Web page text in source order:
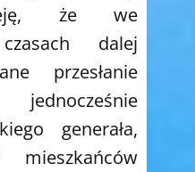
że we
czasach dalej
przesłanie
generała,